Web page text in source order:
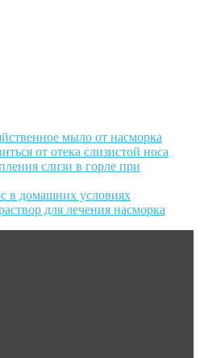
мыло от насморка
от отека слизистой носа
слизи в горле при
в домашних условиях
для лечения насморка